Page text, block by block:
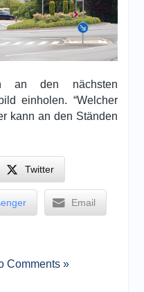
an den nächsten
einholen. “Welcher
kann an den Ständen
Twitter
Email
Comments »